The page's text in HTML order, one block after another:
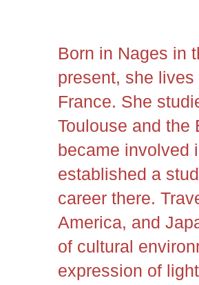
Born in Nages in
present, she
France. She
Toulouse and the
became involved
established a
career there.
America, and
of cultural
expression of